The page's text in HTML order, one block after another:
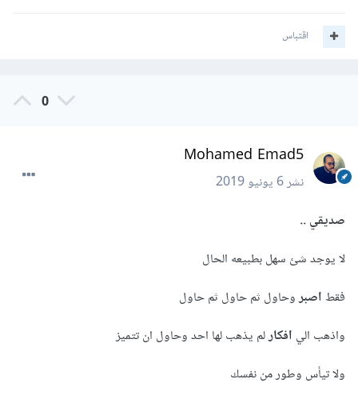
اقتباس
0
Mohamed Emad5
نشر6 يونيو 2019
صديقي ..
لا يوجد شئ سهل بطبيعه الحال
فقطاصبروحاول ثم حاول ثم حاول
واذهب الي افكارلم يذهب لها احد وحاول ان تتميز
ولا تيأس وطور من نفسك